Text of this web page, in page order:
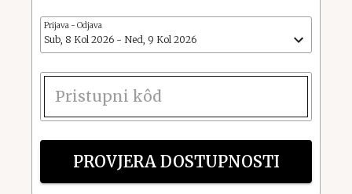
Prijava - Odjava
Sub, 8 Kol 2026 - Ned, 9 Kol 2026
PROVJERA DOSTUPNOSTI